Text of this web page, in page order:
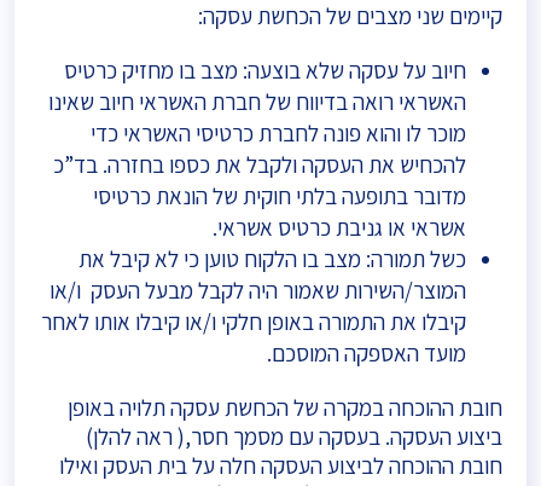
קיימים שני מצבים של הכחשת עסקה:
חיוב על עסקה שלא בוצעה: מצב בו מחזיק כרטיס
האשראי רואה בדיווח של חברת האשראי חיוב שאינו
מוכר לו והוא פונה לחברת כרטיסי האשראי כדי
להכחיש את העסקה ולקבל את כספו בחזרה. בד”כ
מדובר בתופעה בלתי חוקית של הונאת כרטיסי
אשראי או גניבת כרטיס אשראי.
כשל תמורה: מצב בו הלקוח טוען כי לא קיבל את
המוצר/השירות שאמור היה לקבל מבעל העסק ו/או
קיבלו את התמורה באופן חלקי ו/או קיבלו אותו לאחר
מועד האספקה המוסכם.
חובת ההוכחה במקרה של הכחשת עסקה תלויה באופן
ביצוע העסקה. בעסקה עם מסמך חסר,( ראה להלן)
חובת ההוכחה לביצוע העסקה חלה על בית העסק ואילו